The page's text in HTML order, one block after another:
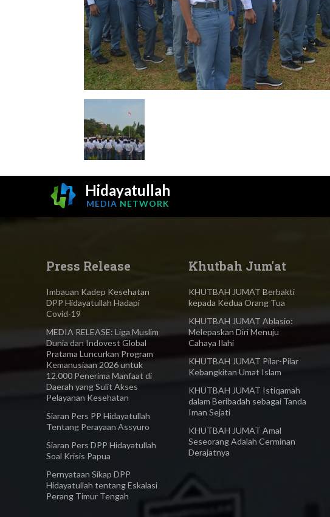
Hidayatullah
MEDIA NETWORK
Press Release
Imbauan Kadep Kesehatan
DPP Hidayatullah Hadapi
Covid-19
MEDIA RELEASE: Liga Muslim
Dunia dan Indovest Global
Pratama Luncurkan Program
Kemanusiaan 2026 untuk
12.000 Penerima Manfaat di
Daerah yang Sulit Akses
Pelayanan Kesehatan
Siaran Pers PP Hidayatullah
Tentang Perayaan Assyuro
Siaran Pers DPP Hidayatullah
Soal Krisis Papua
Pernyataan Sikap DPP
Hidayatullah tentang Eskalasi
Perang Timur Tengah
Khutbah Jum'at
KHUTBAH JUMAT Berbakti
kepada Kedua Orang Tua
KHUTBAH JUMAT Ablasio:
Melepaskan Diri Menuju
Cahaya Ilahi
KHUTBAH JUMAT Pilar-Pilar
Kebangkitan Umat Islam
KHUTBAH JUMAT Istiqamah
dalam Beribadah sebagai Tanda
Iman Sejati
KHUTBAH JUMAT Amal
Seseorang Adalah Cerminan
Derajatnya